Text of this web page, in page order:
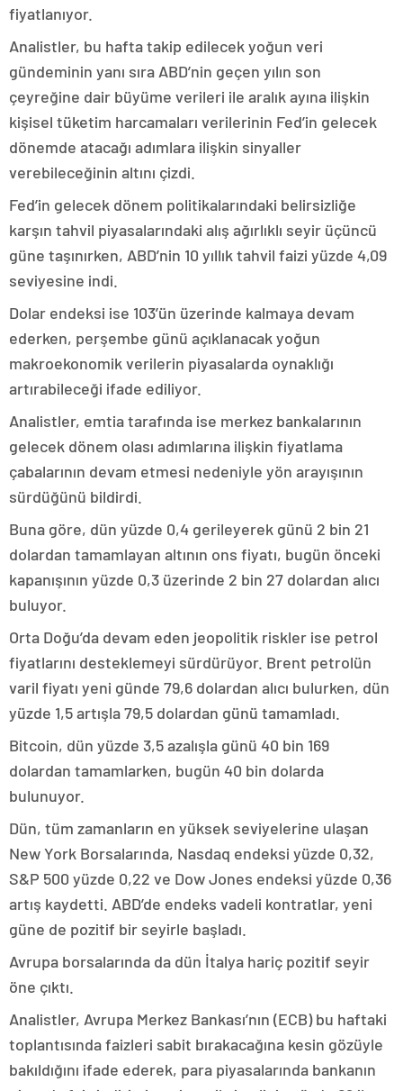
fiyatlanıyor.
Analistler, bu hafta takip edilecek yoğun veri
gündeminin yanı sıra ABD’nin geçen yılın son
çeyreğine dair büyüme verileri ile aralık ayına ilişkin
kişisel tüketim harcamaları verilerinin Fed’in gelecek
dönemde atacağı adımlara ilişkin sinyaller
verebileceğinin altını çizdi.
Fed’in gelecek dönem politikalarındaki belirsizliğe
karşın tahvil piyasalarındaki alış ağırlıklı seyir üçüncü
güne taşınırken, ABD’nin 10 yıllık tahvil faizi yüzde 4,09
seviyesine indi.
Dolar endeksi ise 103’ün üzerinde kalmaya devam
ederken, perşembe günü açıklanacak yoğun
makroekonomik verilerin piyasalarda oynaklığı
artırabileceği ifade ediliyor.
Analistler, emtia tarafında ise merkez bankalarının
gelecek dönem olası adımlarına ilişkin fiyatlama
çabalarının devam etmesi nedeniyle yön arayışının
sürdüğünü bildirdi.
Buna göre, dün yüzde 0,4 gerileyerek günü 2 bin 21
dolardan tamamlayan altının ons fiyatı, bugün önceki
kapanışının yüzde 0,3 üzerinde 2 bin 27 dolardan alıcı
buluyor.
Orta Doğu’da devam eden jeopolitik riskler ise petrol
fiyatlarını desteklemeyi sürdürüyor. Brent petrolün
varil fiyatı yeni günde 79,6 dolardan alıcı bulurken, dün
yüzde 1,5 artışla 79,5 dolardan günü tamamladı.
Bitcoin, dün yüzde 3,5 azalışla günü 40 bin 169
dolardan tamamlarken, bugün 40 bin dolarda
bulunuyor.
Dün, tüm zamanların en yüksek seviyelerine ulaşan
New York Borsalarında, Nasdaq endeksi yüzde 0,32,
S&P 500 yüzde 0,22 ve Dow Jones endeksi yüzde 0,36
artış kaydetti. ABD’de endeks vadeli kontratlar, yeni
güne de pozitif bir seyirle başladı.
Avrupa borsalarında da dün İtalya hariç pozitif seyir
öne çıktı.
Analistler, Avrupa Merkez Bankası’nın (ECB) bu haftaki
toplantısında faizleri sabit bırakacağına kesin gözüyle
bakıldığını ifade ederek, para piyasalarında bankanın